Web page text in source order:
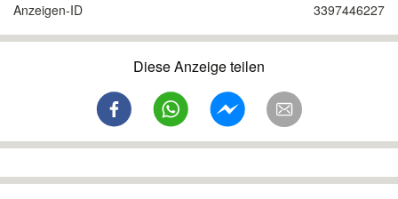
Anzeigen-ID 3397446227
Diese Anzeige teilen